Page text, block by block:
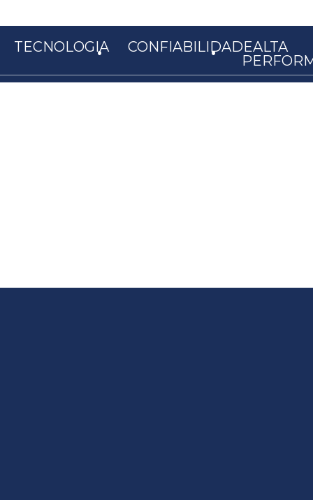
TECNOLOGIA
. CONFIABILIDADE
.
ALTA